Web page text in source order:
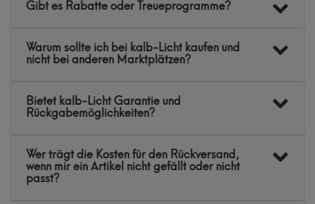
Gibt es Rabatte oder Treueprogramme?
Warum sollte ich bei kalb-Licht kaufen und
nicht bei anderen Marktplätzen?
Bietet kalb-Licht Garantie und
Rückgabemöglichkeiten?
Wer trägt die Kosten für den Rückversand,
wenn mir ein Artikel nicht gefällt oder nicht
passt?